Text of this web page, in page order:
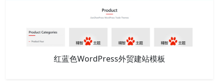
红蓝色WordPress外贸建站模板